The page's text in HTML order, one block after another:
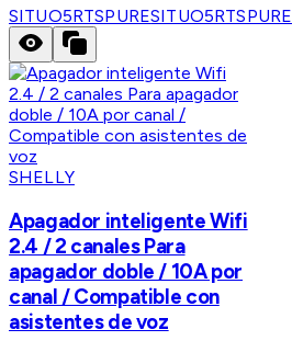
SITUO5RTSPURESITUO5RTSPURE
SHELLY
Apagador inteligente Wifi
2.4 / 2 canales Para
apagador doble / 10A por
canal / Compatible con
asistentes de voz